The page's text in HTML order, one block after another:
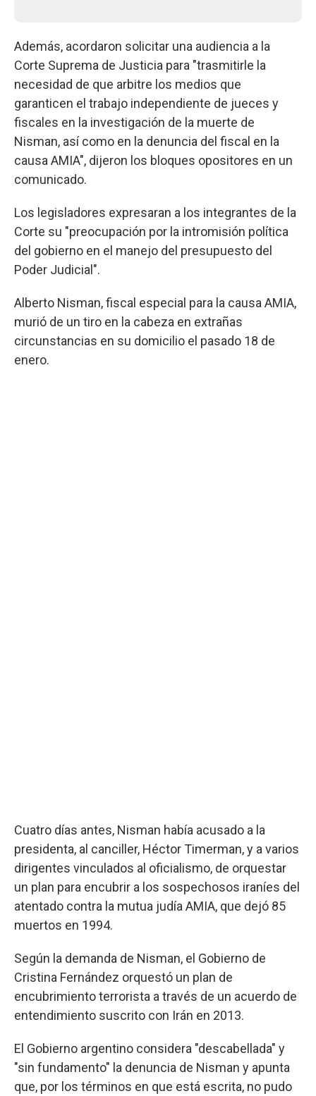
Además, acordaron solicitar una audiencia a la
Corte Suprema de Justicia para "trasmitirle la
necesidad de que arbitre los medios que
garanticen el trabajo independiente de jueces y
fiscales en la investigación de la muerte de
Nisman, así como en la denuncia del fiscal en la
causa AMIA", dijeron los bloques opositores en un
comunicado.
Los legisladores expresaran a los integrantes de la
Corte su "preocupación por la intromisión política
del gobierno en el manejo del presupuesto del
Poder Judicial".
Alberto Nisman, fiscal especial para la causa AMIA,
murió de un tiro en la cabeza en extrañas
circunstancias en su domicilio el pasado 18 de
enero.
Cuatro días antes, Nisman había acusado a la
presidenta, al canciller, Héctor Timerman, y a varios
dirigentes vinculados al oficialismo, de orquestar
un plan para encubrir a los sospechosos iraníes del
atentado contra la mutua judía AMIA, que dejó 85
muertos en 1994.
Según la demanda de Nisman, el Gobierno de
Cristina Fernández orquestó un plan de
encubrimiento terrorista a través de un acuerdo de
entendimiento suscrito con Irán en 2013.
El Gobierno argentino considera "descabellada" y
"sin fundamento" la denuncia de Nisman y apunta
que, por los términos en que está escrita, no pudo